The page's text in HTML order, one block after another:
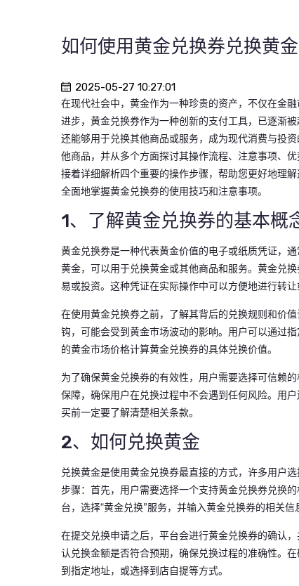
如何使用黄金兑换券兑换黄
2025-05-27 10:27:01
在现代社会中，黄金作为一种珍贵的资产，不仅在金
进步，黄金兑换券作为一种创新的支付工具，已逐渐
还能够用于兑换其他商品或服务，成为现代消费与投
他商品，并从多个方面探讨其操作流程、注意事项、
接着详细解析四个重要的操作步骤，帮助您更好地理
全面地掌握黄金兑换券的使用技巧和注意事项。
1、了解黄金兑换券的基本概
黄金兑换券是一种代表黄金价值的电子或纸质凭证，
黄金，可以用于兑换黄金或其他商品和服务。黄金兑
易或投资。这种凭证在实际操作中可以方便地进行转
在使用黄金兑换券之前，了解其背后的兑换规则和价
钩，可能会受到黄金市场波动的影响。用户可以通过
的黄金市场价格计算黄金兑换券的具体兑换价值。
为了确保黄金兑换券的有效性，用户需要选择可信赖
保障，确保用户在兑换过程中不会遇到任何风险。用
买前一定要了解清楚相关条款。
2、如何兑换黄金
兑换黄金是使用黄金兑换券最直接的方式，许多用户
步骤：首先，用户需要选择一个支持黄金兑换券兑换
台，选择“黄金兑换”服务，并输入黄金兑换券的相关
在提交兑换申请之后，平台会进行黄金兑换券的确认
认兑换金额是否符合预期，确保兑换过程的准确性。
到指定地址，或选择到店自提等方式。